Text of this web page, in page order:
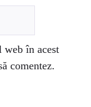
web în acest
comentez.